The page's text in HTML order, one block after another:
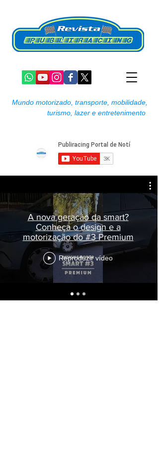
Mundo motorizado, transporte, mobilidade,
turismo, lazer e entretenimento
A nova geração da smart?
Conheça o design e a
motorização do #3 Premium
Reproduzir vídeo